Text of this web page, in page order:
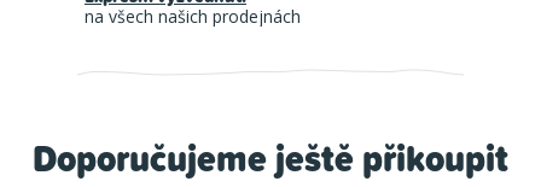
Doporučujeme ještě přikoupit
na všech našich prodejnách